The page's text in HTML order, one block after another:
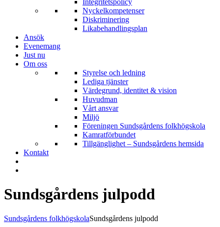
Integritetspolicy
Nyckelkompetenser
Diskriminering
Likabehandlingsplan
Ansök
Evenemang
Just nu
Om oss
Styrelse och ledning
Lediga tjänster
Värdegrund, identitet & vision
Huvudman
Vårt ansvar
Miljö
Föreningen Sundsgårdens folkhögskola
Kamratförbundet
Tillgänglighet – Sundsgårdens hemsida
Kontakt
Sundsgårdens julpodd
Sundsgårdens folkhögskolaSundsgårdens julpodd